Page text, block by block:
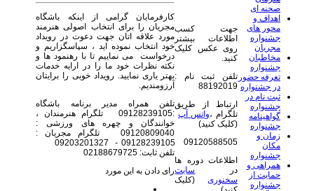
کارفرمایان گرامی از اینکه باشگاه
مجریان را برای انتخاب اصولی هنرمند
مورد علاقه اتان جهت دعوت در رویداد
خود انتخاب نموده اید ، سپاسگزاریم و
درخواست می نماییم تا با رهنمود ها و
نکته نظرات خود ما را در ارایه خدمات
بهتر یاری نمایید. رویداد خوبی را برایتان
آرزومندیم.
تلفن همراه مدیر برنامه باشگاه
:09128239105 تلگرام هنرمندان ،
خوانندگان و چهره های ورزشی :
09120809040 تلگرام مجریان :
09128239105 - 09203201327
تلفن ثابت: 02188679725
رای دادن به این مورد
جهت کسب
اطلاعات بیشتر
روی عکس کلیک
کنید.
تلفن ثبت نام :
88192019
ارتباط از طریق
تلگرام ،واتس آپ
(کلیک کنید)
09120588505
اطلاعات دوره ها
در
سایت
سخنوری (کلیک
صحنه ای
اهداف و
محور های
جشنواره
مجریان
مخاطبان
جشنواره
تعرفه حضور
در جشنواره
ثبت نام در
جشنواره
گواهینامه
جشنواره
زمان و
مکان
جشنواره
همراهی و
حمایت از
جشنواره